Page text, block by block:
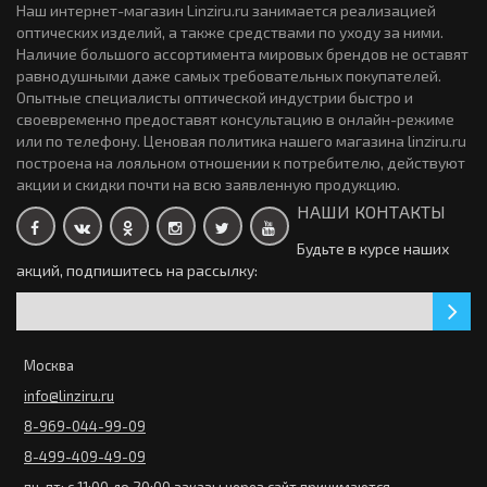
Цветные линзы Adore Pearl 2 линзы + контейнер
Цветные линзы Illusion Geo Nature 2 линзы (1 пара)
1065р.
Цветные линзы Illusion Geo Magic 2 линзы (1 пара)
0р.
Закончился
Цветные линзы Optosoft Colors (1 линза)
578р.
Закончился
Контактные линзы Sea Clear 6 линз (3 пары)
1965р.
Контактные линзы Air Optix Aqua 24 линзы (4 упаковки по
Наш интернет-магазин Linziru.ru занимается реализацией
оптических изделий, а также средствами по уходу за ними.
Наличие большого ассортимента мировых брендов не оставят
равнодушными даже самых требовательных покупателей.
Опытные специалисты оптической индустрии быстро и
своевременно предоставят консультацию в онлайн-режиме
или по телефону. Ценовая политика нашего магазина linziru.ru
построена на лояльном отношении к потребителю, действуют
акции и скидки почти на всю заявленную продукцию.
НАШИ КОНТАКТЫ
Будьте в курсе наших
акций, подпишитесь на рассылку:
Москва
info@linziru.ru
8-969-044-99-09
8-499-409-49-09